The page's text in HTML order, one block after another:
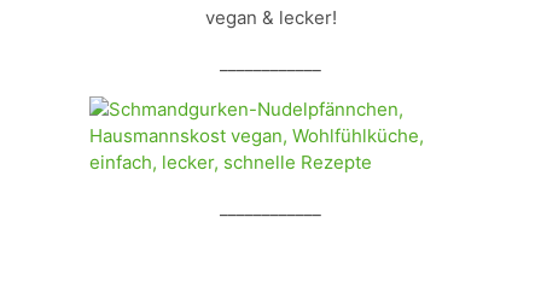
vegan & lecker!